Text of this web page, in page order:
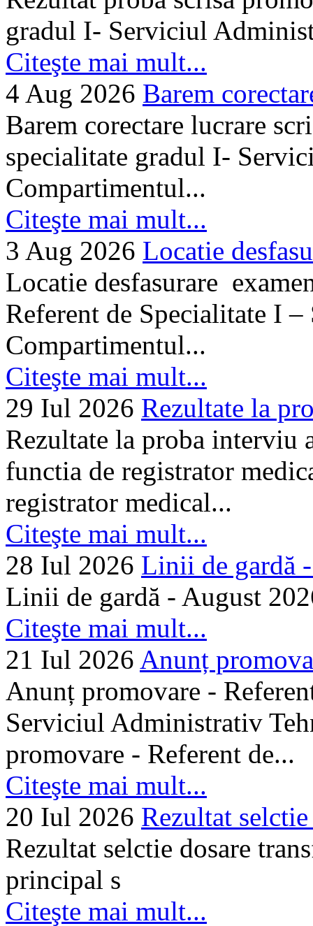
gradul I- Serviciul
Citeşte mai mult...
4 Aug 2026 Barem
Barem corectare lucrare
specialitate gradul I-
Compartimentul...
Citeşte mai mult...
3 Aug 2026 Locatie
Locatie desfasurare
Referent de Specialitate I
Compartimentul...
Citeşte mai mult...
29 Iul 2026 Rezultate la
Rezultate la proba interviu
functia de registrator
registrator medical...
Citeşte mai mult...
28 Iul 2026 Linii de gardă
Linii de gardă - August
Citeşte mai mult...
21 Iul 2026 Anunț
Anunț promovare -
Serviciul Administrativ
promovare - Referent de...
Citeşte mai mult...
20 Iul 2026 Rezultat
Rezultat selctie dosare
principal s
Citeşte mai mult...